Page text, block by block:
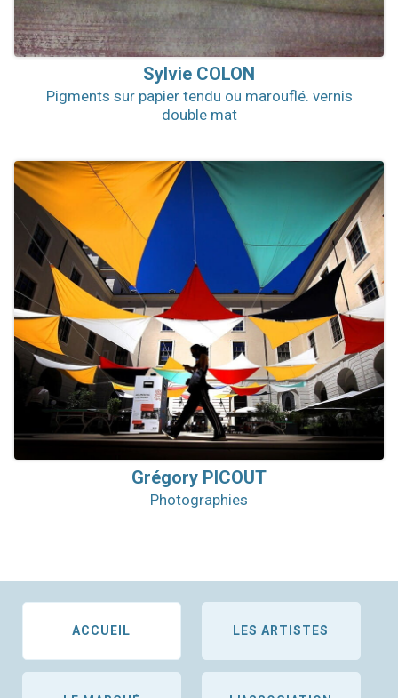
Sylvie COLON
Pigments sur papier tendu ou marouflé. vernis
double mat
Grégory PICOUT
Photographies
ACCUEIL LES ARTISTES